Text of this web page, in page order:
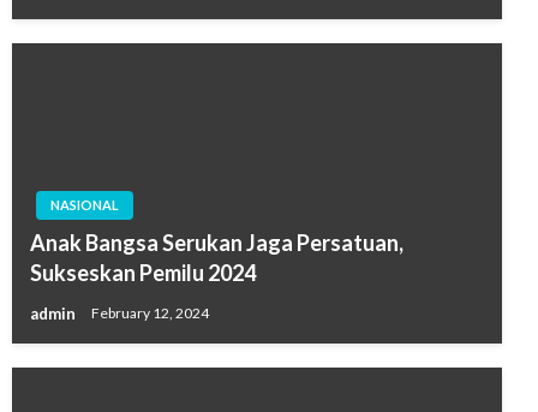
NASIONAL
Anak Bangsa Serukan Jaga Persatuan,
Sukseskan Pemilu 2024
admin February 12, 2024